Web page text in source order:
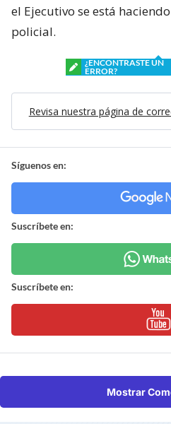
el Ejecutivo se está
policial.
¿ENCONTRASTE UN
ERROR?
Revisa nuestra página de
Síguenos en:
Suscríbete en:
Suscríbete en:
Mostrar